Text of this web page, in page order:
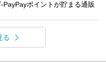
PayPayポイントが貯まる通販
る